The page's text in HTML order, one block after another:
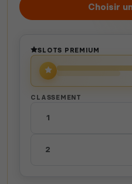
Choisir
SLOTS PREMIUM
CLASSEMENT
1
2